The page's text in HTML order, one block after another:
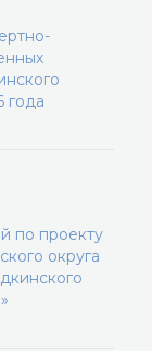
года
по проекту
округа